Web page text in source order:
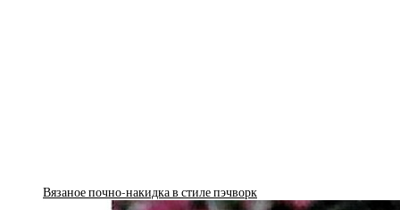
Вязаное почно-накидка в стиле пэчворк